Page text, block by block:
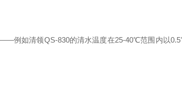
例如清领QS-830的清水温度在25-40℃范围内以